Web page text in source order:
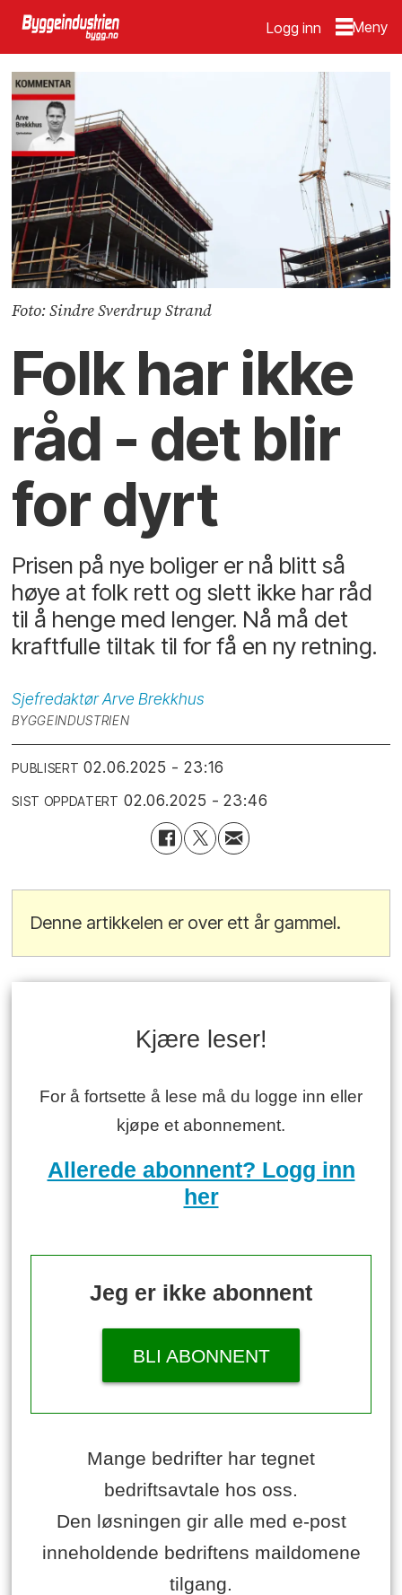
Logg inn
Foto: Sindre Sverdrup Strand
Folk har ikke
råd - det blir
for dyrt
Prisen på nye boliger er nå blitt så
høye at folk rett og slett ikke har råd
til å henge med lenger. Nå må det
kraftfulle tiltak til for få en ny retning.
SjefredaktørArve Brekkhus
BYGGEINDUSTRIEN
PUBLISERT 02.06.2025 - 23:16
SIST OPPDATERT 02.06.2025 - 23:46
Denne artikkelen er over ett år gammel.
Kjære leser!
For å fortsette å lese må du logge inn eller
kjøpe et abonnement.
Allerede abonnent? Logg inn
her
Jeg er ikke abonnent
BLI ABONNENT
Mange bedrifter har tegnet
bedriftsavtale hos oss.
Den løsningen gir alle med e-post
inneholdende bedriftens maildomene
tilgang.